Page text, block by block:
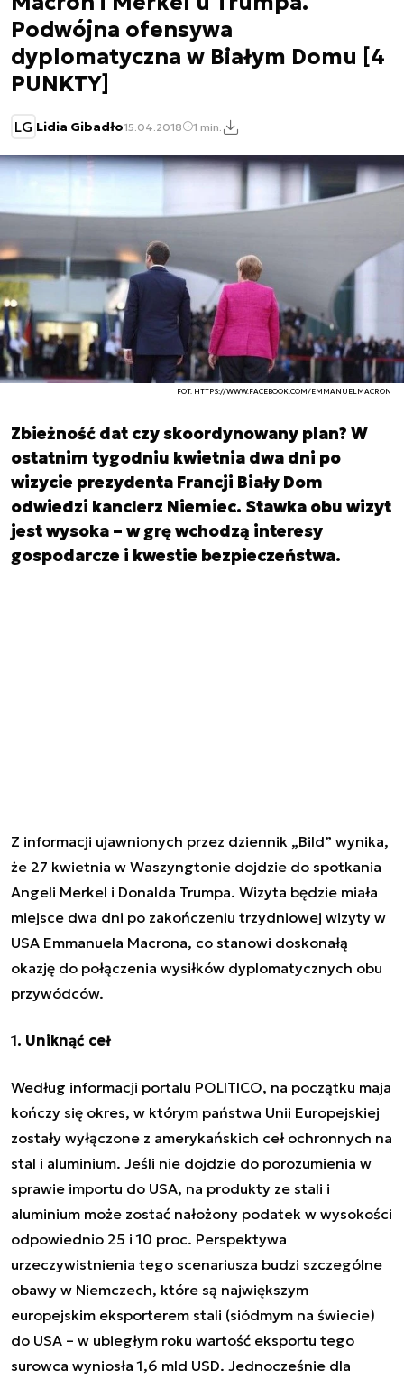
Podwójna ofensywa
dyplomatyczna w Białym Domu [4
PUNKTY]
LG Lidia Gibadło15.04.2018 1 min.
FOT. HTTPS://WWW.FACEBOOK.COM/EMMANUELMACRON
Zbieżność dat czy skoordynowany plan? W
ostatnim tygodniu kwietnia dwa dni po
wizycie prezydenta Francji Biały Dom
odwiedzi kanclerz Niemiec. Stawka obu wizyt
jest wysoka – w grę wchodzą interesy
gospodarcze i kwestie bezpieczeństwa.
Z informacji ujawnionych przez dziennik „Bild” wynika,
że 27 kwietnia w Waszyngtonie dojdzie do spotkania
Angeli Merkel i Donalda Trumpa. Wizyta będzie miała
miejsce dwa dni po zakończeniu trzydniowej wizyty w
USA Emmanuela Macrona, co stanowi doskonałą
okazję do połączenia wysiłków dyplomatycznych obu
przywódców.
1. Uniknąć ceł
Według informacji portalu POLITICO, na początku maja
kończy się okres, w którym państwa Unii Europejskiej
zostały wyłączone z amerykańskich ceł ochronnych na
stal i aluminium. Jeśli nie dojdzie do porozumienia w
sprawie importu do USA, na produkty ze stali i
aluminium może zostać nałożony podatek w wysokości
odpowiednio 25 i 10 proc. Perspektywa
urzeczywistnienia tego scenariusza budzi szczególne
obawy w Niemczech, które są największym
europejskim eksporterem stali (siódmym na świecie)
do USA – w ubiegłym roku wartość eksportu tego
surowca wyniosła 1,6 mld USD. Jednocześnie dla